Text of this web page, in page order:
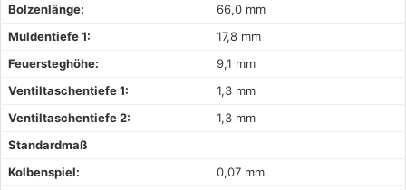
Bolzenlänge:
66,0 mm
Muldentiefe 1:
17,8 mm
Feuersteghöhe:
9,1 mm
Ventiltaschentiefe 1:
1,3 mm
Ventiltaschentiefe 2:
1,3 mm
Standardmaß
Kolbenspiel:
0,07 mm